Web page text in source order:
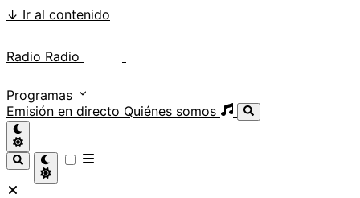
↓ Ir al contenido
Radio Radio
Programas
Emisión en directo Quiénes somos